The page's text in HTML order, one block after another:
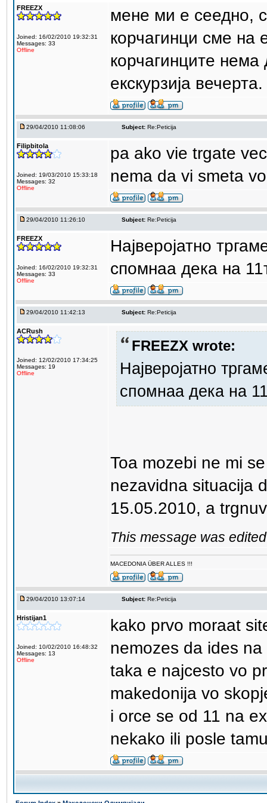
FREEZX
Joined: 16/02/2010 19:32:31
Messages: 33
Offline
мене ми е сеедно,
корчагинци сме на
корчагинците
екскурзија вечерта.
29/04/2010 11:08:06 Subject: Re:Peticija
Filipbitola
Joined: 19/03/2010 15:33:18
Messages: 32
Offline
pa ako vie trgate
nema da vi smeta
29/04/2010 11:26:10 Subject: Re:Peticija
FREEZX
Joined: 16/02/2010 19:32:31
Messages: 33
Offline
Најверојатно
спомнаа дека на
29/04/2010 11:42:13 Subject: Re:Peticija
ACRush
Joined: 12/02/2010 17:34:25
Messages: 19
Offline
FREEZX wrote:
Најверојатно
спомнаа дека на
Toa mozebi ne mi
nezavidna situacija
15.05.2010, a
This message was
MACEDONIA ÜBER ALLES !!!
29/04/2010 13:07:14 Subject: Re:Peticija
Hristijan1
Joined: 10/02/2010 16:48:32
Messages: 13
Offline
kako prvo moraat
nemozes da ides
taka e najcesto vo
makedonija vo
i orce se od 11 na
nekako ili posle